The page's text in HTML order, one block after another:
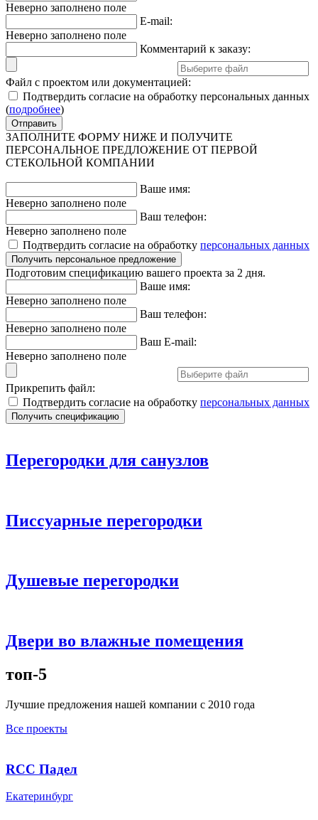
Неверно заполнено поле
E-mail:
Неверно заполнено поле
Комментарий к заказу:
Файл с проектом или документацией:
Подтвердить согласие на обработку персональных данных
(подробнее)
ЗАПОЛНИТЕ ФОРМУ НИЖЕ И ПОЛУЧИТЕ
ПЕРСОНАЛЬНОЕ ПРЕДЛОЖЕНИЕ ОТ ПЕРВОЙ
СТЕКОЛЬНОЙ КОМПАНИИ
Ваше имя:
Неверно заполнено поле
Ваш телефон:
Неверно заполнено поле
Подтвердить согласие на обработку персональных данных
Подготовим спецификацию вашего проекта за 2 дня.
Ваше имя:
Неверно заполнено поле
Ваш телефон:
Неверно заполнено поле
Ваш E-mail:
Неверно заполнено поле
Прикрепить файл:
Подтвердить согласие на обработку персональных данных
Перегородки для санузлов
Писсуарные перегородки
Душевые перегородки
Двери во влажные помещения
топ-5
Лучшие предложения нашей компании с 2010 года
Все проекты
RCC Падел
Екатеринбург